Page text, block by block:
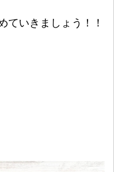
ていきましょう！！